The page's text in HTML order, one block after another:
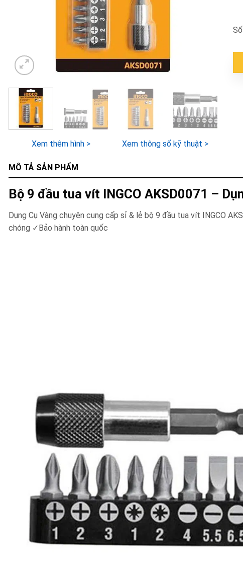
Xem thêm hình > Xem thông số kỹ thuật >
MÔ TẢ SẢN PHẨM
Bộ 9 đầu tua vít INGCO AKSD0071 –
Dụng Cụ Vàng chuyên cung cấp sỉ & lẻ bộ 9 đầu tua vít INGCO
chóng ✓Bảo hành toàn quốc